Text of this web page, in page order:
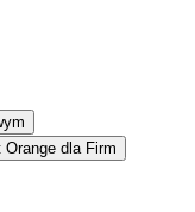
Orange dla Firm